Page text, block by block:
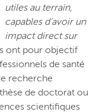
utiles au terrain,
capables d’avoir un
impact direct sur
ont pour objectif
de santé
recherche
de doctorat ou
scientifiques